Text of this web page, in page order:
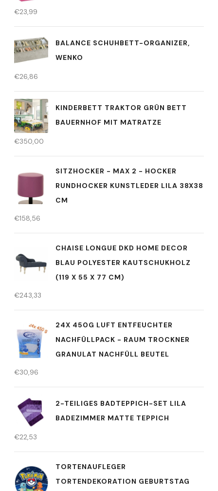
€23,99
BALANCE SCHUHBETT-ORGANIZER,
WENKO
€26,86
KINDERBETT TRAKTOR GRÜN BETT
BAUERNHOF MIT MATRATZE
€350,00
SITZHOCKER - MAX 2 - HOCKER
RUNDHOCKER KUNSTLEDER LILA 38X38
CM
€158,56
CHAISE LONGUE DKD HOME DECOR
BLAU POLYESTER KAUTSCHUKHOLZ
(119 X 55 X 77 CM)
€243,33
24X 450G LUFT ENTFEUCHTER
NACHFÜLLPACK - RAUM TROCKNER
GRANULAT NACHFÜLL BEUTEL
€30,96
2-TEILIGES BADTEPPICH-SET LILA
BADEZIMMER MATTE TEPPICH
€22,53
TORTENAUFLEGER
TORTENDEKORATION GEBURTSTAG